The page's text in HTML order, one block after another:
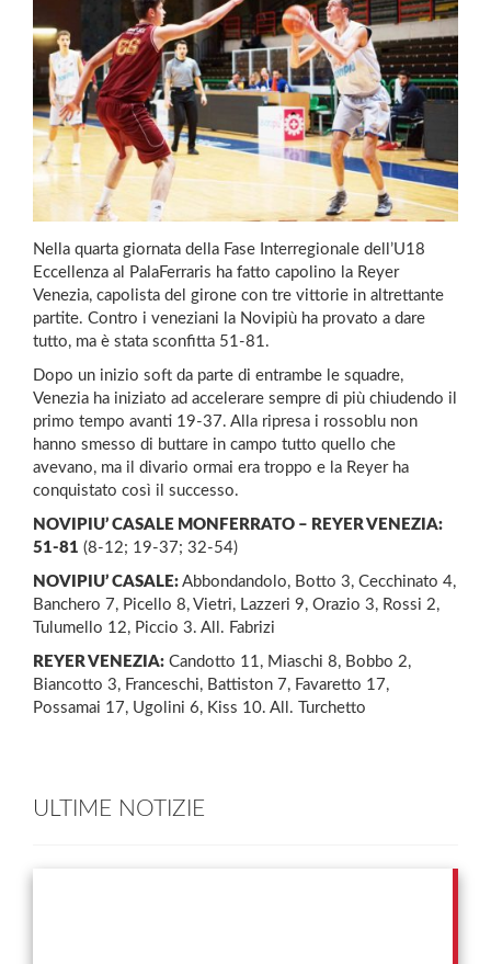
Nella quarta giornata della Fase Interregionale dell’U18
Eccellenza al PalaFerraris ha fatto capolino la Reyer
Venezia, capolista del girone con tre vittorie in altrettante
partite. Contro i veneziani la Novipiù ha provato a dare
tutto, ma è stata sconfitta 51-81.
Dopo un inizio soft da parte di entrambe le squadre,
Venezia ha iniziato ad accelerare sempre di più chiudendo il
primo tempo avanti 19-37. Alla ripresa i rossoblu non
hanno smesso di buttare in campo tutto quello che
avevano, ma il divario ormai era troppo e la Reyer ha
conquistato così il successo.
NOVIPIU’ CASALE MONFERRATO – REYER VENEZIA:
51-81 (8-12; 19-37; 32-54)
NOVIPIU’ CASALE: Abbondandolo, Botto 3, Cecchinato 4,
Banchero 7, Picello 8, Vietri, Lazzeri 9, Orazio 3, Rossi 2,
Tulumello 12, Piccio 3. All. Fabrizi
REYER VENEZIA: Candotto 11, Miaschi 8, Bobbo 2,
Biancotto 3, Franceschi, Battiston 7, Favaretto 17,
Possamai 17, Ugolini 6, Kiss 10. All. Turchetto
ULTIME NOTIZIE